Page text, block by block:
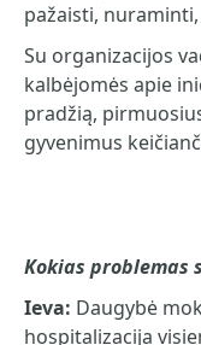
pažaisti,
Su organizacijos
kalbėjomės apie
pradžią,
gyvenimus
Kokias problemas
Ieva: Daugybė
hospitalizacija